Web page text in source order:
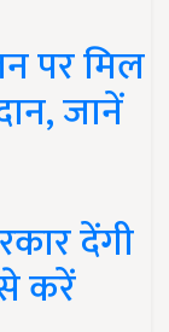
पर मिल
जानें
देंगी
करें